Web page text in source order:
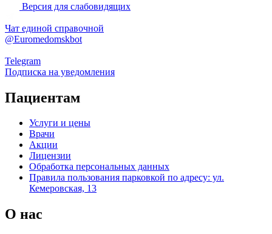
Версия для слабовидящих
Чат единой справочной
@Euromedomskbot
Telegram
Подписка на уведомления
Пациентам
Услуги и цены
Врачи
Акции
Лицензии
Обработка персональных данных
Правила пользования парковкой по адресу: ул.
Кемеровская, 13
О нас